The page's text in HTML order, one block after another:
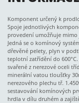
Komponent určený k
Spoje jednotlivých
provedení umožňuje
Jedná se o komínový
dřevěné pelety, plyn v
teplotní zatřídění do
svařené z nerezové oceli
minerální vatou tloušťky
nerezového plechu tř.
sestavování komínových
hrdla v dílu druhém a